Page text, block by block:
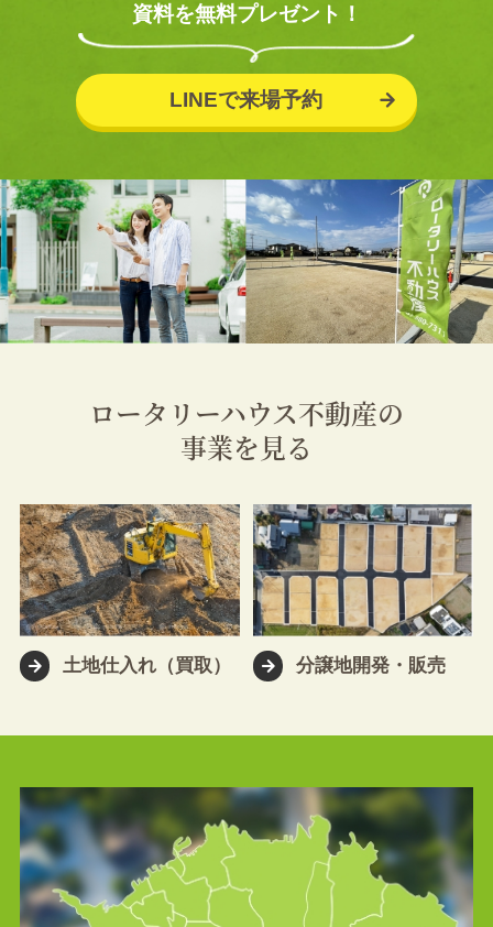
資料を無料プレゼント！
LINEで来場予約
ロータリーハウス不動産の
事業を見る
土地仕入れ（買取） 分譲地開発・販売